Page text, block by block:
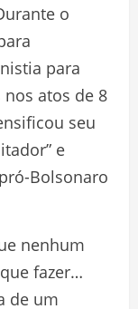
o
para
atos de 8
seu
e
Bolsonaro
nenhum
fazer…
de um